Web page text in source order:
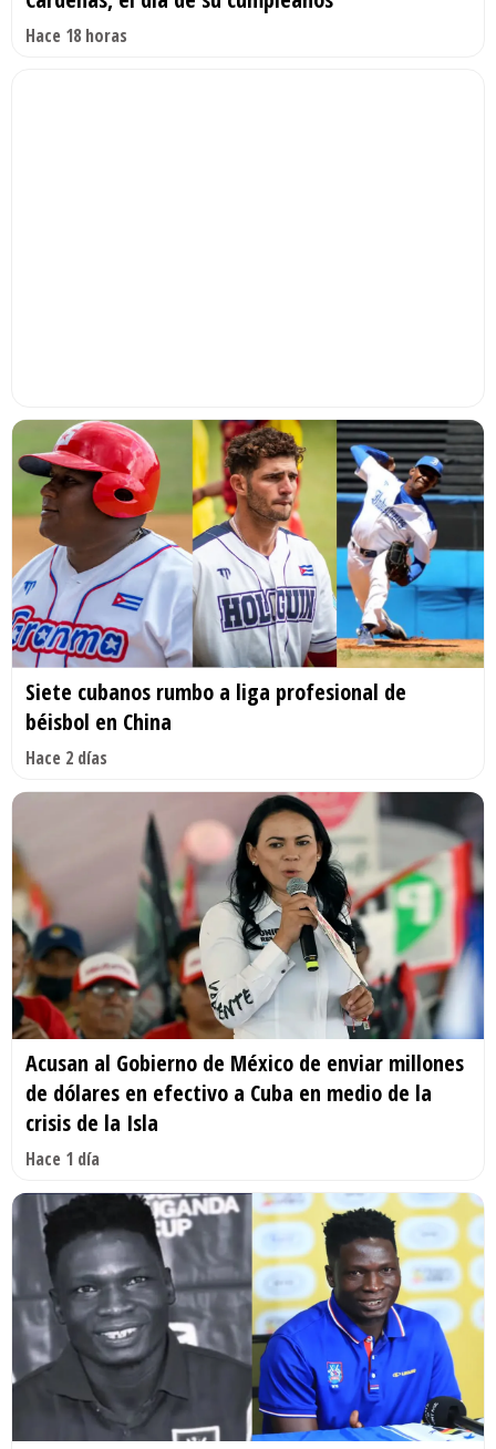
Hace 18 horas
Siete cubanos rumbo a liga profesional de
béisbol en China
Hace 2 días
Acusan al Gobierno de México de enviar millones
de dólares en efectivo a Cuba en medio de la
crisis de la Isla
Hace 1 día